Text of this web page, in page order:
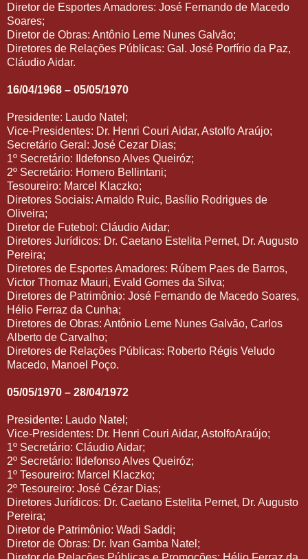
Diretor de Esportes Amadores: José Fernando de Macedo
Soares;
Diretor de Obras: Antônio Leme Nunes Galvão;
Diretores de Relações Públicas: Gal. José Porfírio da Paz,
Cláudio Aidar.
16/04/1968 – 05/05/1970
Presidente: Laudo Natel;
Vice-Presidentes: Dr. Henri Couri Aidar, Astolfo Araújo;
Secretário Geral: José Cezar Dias;
1º Secretário: Ildefonso Alves Queiróz;
2º Secretário: Homero Bellintani;
Tesoureiro: Marcel Klaczko;
Diretores Sociais: Arnaldo Ruic, Basílio Rodrigues de
Oliveira;
Diretor de Futebol: Cláudio Aidar;
Diretores Jurídicos: Dr. Caetano Estelita Pernet, Dr. Augusto
Pereira;
Diretores de Esportes Amadores: Rúbem Paes de Barros,
Victor Thomaz Mauri, Evald Gomes da Silva;
Diretores de Patrimônio: José Fernando de Macedo Soares,
Hélio Ferraz da Cunha;
Diretores de Obras: Antônio Leme Nunes Galvão, Carlos
Alberto de Carvalho;
Diretores de Relações Públicas: Roberto Régis Veludo
Macedo, Manoel Poço.
05/05/1970 – 28/04/1972
Presidente: Laudo Natel;
Vice-Presidentes: Dr. Henri Couri Aidar, AstolfoAraújo;
1º Secretário: Cláudio Aidar;
2º Secretário: Ildefonso Alves Queiróz;
1º Tesoureiro: Marcel Klaczko;
2º Tesoureiro: José Cézar Dias;
Diretores Jurídicos: Dr. Caetano Estelita Pernet, Dr. Augusto
Pereira;
Diretor de Patrimônio: Wadi Saddi;
Diretor de Obras: Dr. Ivan Gamba Natel;